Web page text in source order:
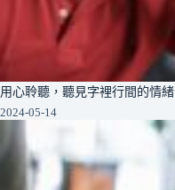
用心聆聽，聽見字裡行間的情緒
2024-05-14